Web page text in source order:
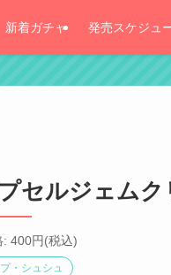
新着ガチャ 発売スケジュ
最新情報を
セルジェムク
400円(税込)
・シュシュ